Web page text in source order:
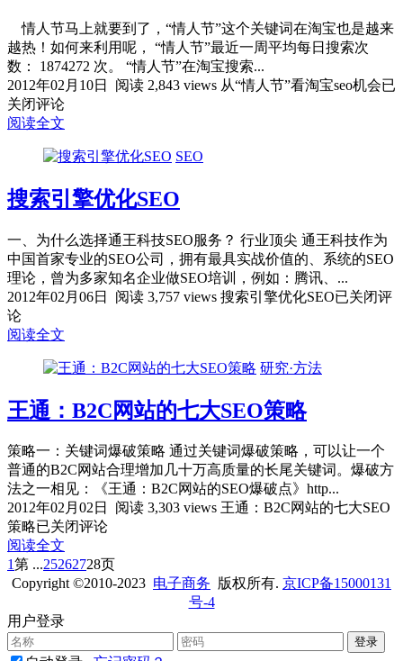
情人节马上就要到了，“情人节”这个关键词在淘宝也是越来
越热！如何来利用呢， “情人节”最近一周平均每日搜索次
数： 1874272 次。 “情人节”在淘宝搜索...
2012年02月10日
阅读 2,843 views 从“情人节”看淘宝seo机会已
关闭评论
阅读全文
SEO
搜索引擎优化SEO
一、为什么选择通王科技SEO服务？ 行业顶尖 通王科技作为
中国首家专业的SEO公司，拥有最具实战价值的、系统的SEO
理论，曾为多家知名企业做SEO培训，例如：腾讯、...
2012年02月06日
阅读 3,757 views 搜索引擎优化SEO已关闭评
论
阅读全文
研究·方法
王通：B2C网站的七大SEO策略
策略一：关键词爆破策略 通过关键词爆破策略，可以让一个
普通的B2C网站合理增加几十万高质量的长尾关键词。爆破方
法之一相见：《王通：B2C网站的SEO爆破点》http...
2012年02月02日
阅读 3,303 views 王通：B2C网站的七大SEO
策略已关闭评论
阅读全文
1第 ...25262728页
Copyright ©2010-2023 电子商务 版权所有. 京ICP备15000131
号-4
用户登录